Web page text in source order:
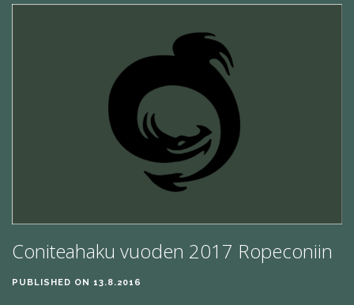
TURVALLISUUS JA VIIHTYVYYS
HÄIRINNÄNVASTAINEN LINJAUS
USEIN KYSYTTYÄ
VAPAAEHTOISILLE
OHJELMAN­JÄRJESTÄJÄKSI
TYÖVOIMAKSI
Coniteahaku vuoden 2017 Ropeconiin
PUBLISHED ON 13.8.2016